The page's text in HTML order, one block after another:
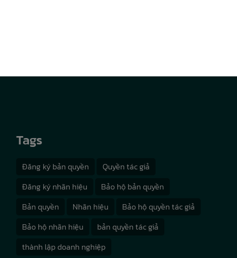
Tags
Đăng ký bản quyền
Quyền tác giả
Đăng ký nhãn hiệu
Bảo hộ bản quyền
Bản quyền
Nhãn hiệu
Bảo hộ quyền tác giả
Bảo hộ nhãn hiệu
bản quyền tác giả
thành lập doanh nghiệp